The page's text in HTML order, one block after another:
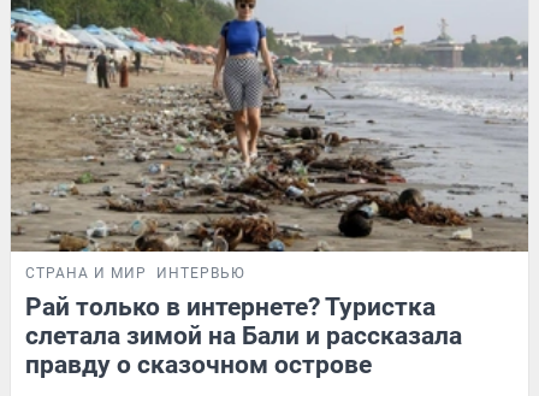
СТРАНА И МИР ИНТЕРВЬЮ
Рай только в интернете? Туристка
слетала зимой на Бали и рассказала
правду о сказочном острове